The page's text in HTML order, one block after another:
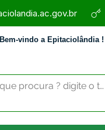
vindo a Epitaciolândia !